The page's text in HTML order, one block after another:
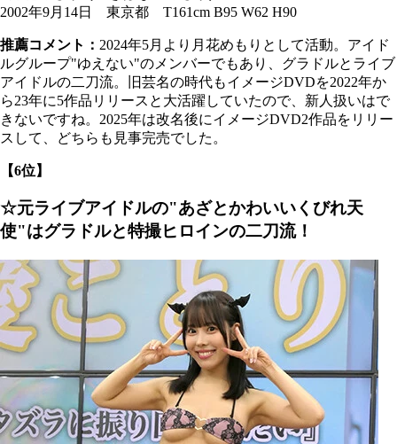
2002年9月14日 東京都 T161cm B95 W62 H90
推薦コメント： 2024年5月より月花めもりとして活動。アイド
ルグループ"ゆえない"のメンバーでもあり、グラドルとライブ
アイドルの二刀流。旧芸名の時代もイメージDVDを2022年か
ら23年に5作品リリースと大活躍していたので、新人扱いはで
きないですね。2025年は改名後にイメージDVD2作品をリリー
スして、どちらも見事完売でした。
【6位】
☆元ライブアイドルの"あざとかわいいくびれ天
使"はグラドルと特撮ヒロインの二刀流！